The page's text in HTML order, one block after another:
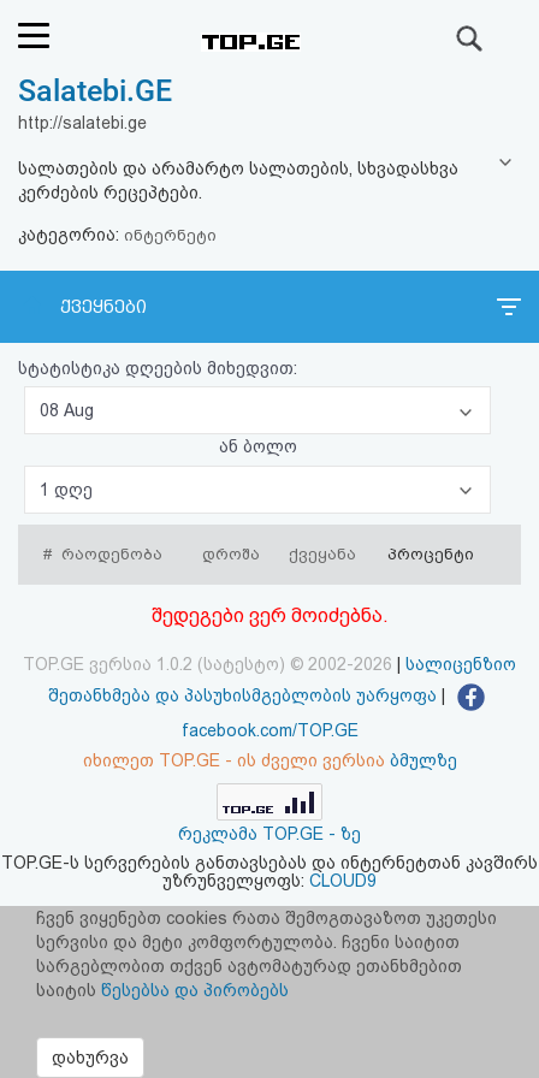
რეიტინგი
კითხვა-
პასუხი
ავტორიზაცია
პაროლის
აღდგენა
კოდი
შეთანხმება
პასუხისმგებლობის
უარყოფა
Salatebi.GE
http://salatebi.ge
სალათების და არამარტო სალათების, სხვადასხვა
კერძების რეცეპტები.
კატეგორია: ინტერნეტი
ქვეყნები
სტატისტიკა დღეების მიხედვით:
08 Aug
ან ბოლო
1 დღე
# რაოდენობა დროშა ქვეყანა პროცენტი
შედეგები ვერ მოიძებნა.
TOP.GE ვერსია 1.0.2 (სატესტო) © 2002-2026
სალიცენზიო
შეთანხმება და პასუხისმგებლობის უარყოფა
facebook.com/TOP.GE
იხილეთ TOP.GE - ის ძველი ვერსია ბმულზე
რეკლამა TOP.GE - ზე
TOP.GE-ს სერვერების განთავსებას და ინტერნეტთან კავშირს
უზრუნველყოფს: CLOUD9
ჩვენ ვიყენებთ cookies რათა შემოგთავაზოთ უკეთესი
სერვისი და მეტი კომფორტულობა. ჩვენი საიტით
სარგებლობით თქვენ ავტომატურად ეთანხმებით
საიტის წესებსა და პირობებს
დახურვა